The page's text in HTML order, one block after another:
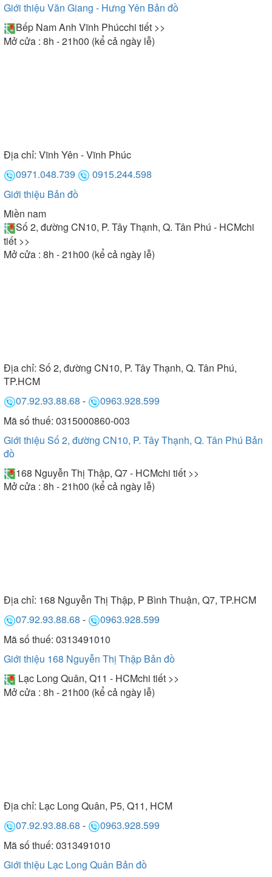
Giới thiệu Văn Giang - Hưng Yên Bản đồ
Bếp Nam Anh Vĩnh Phúcchi tiết >>
Mở cửa : 8h - 21h00 (kể cả ngày lễ)
Địa chỉ: Vĩnh Yên - Vĩnh Phúc
0971.048.739
0915.244.598
Giới thiệu Bản đồ
Miền nam
Số 2, đường CN10, P. Tây Thạnh, Q. Tân Phú - HCMchi
tiết >>
Mở cửa : 8h - 21h00 (kể cả ngày lễ)
Địa chỉ: Số 2, đường CN10, P. Tây Thạnh, Q. Tân Phú,
TP.HCM
07.92.93.88.68 -
0963.928.599
Mã số thuế: 0315000860-003
Giới thiệu Số 2, đường CN10, P. Tây Thạnh, Q. Tân Phú Bản
đồ
168 Nguyễn Thị Thập, Q7 - HCMchi tiết >>
Mở cửa : 8h - 21h00 (kể cả ngày lễ)
Địa chỉ: 168 Nguyễn Thị Thập, P Bình Thuận, Q7, TP.HCM
07.92.93.88.68 -
0963.928.599
Mã số thuế: 0313491010
Giới thiệu 168 Nguyễn Thị Thập Bản đồ
Lạc Long Quân, Q11 - HCMchi tiết >>
Mở cửa : 8h - 21h00 (kể cả ngày lễ)
Địa chỉ: Lạc Long Quân, P5, Q11, HCM
07.92.93.88.68 -
0963.928.599
Mã số thuế: 0313491010
Giới thiệu Lạc Long Quân Bản đồ